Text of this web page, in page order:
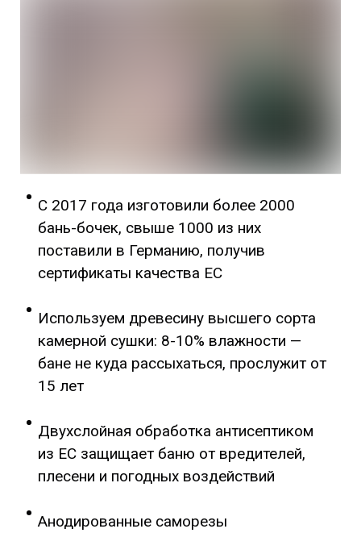
С 2017 года изготовили более 2000
бань-бочек, свыше 1000 из них
поставили в Германию, получив
сертификаты качества ЕС
Используем древесину высшего сорта
камерной сушки: 8-10% влажности —
бане не куда рассыхаться, прослужит от
15 лет
Двухслойная обработка антисептиком
из ЕС защищает баню от вредителей,
плесени и погодных воздействий
Анодированные саморезы